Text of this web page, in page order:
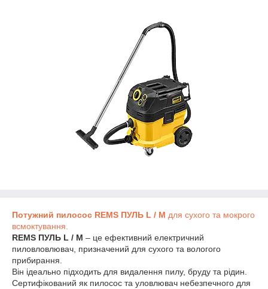
Потужний пилосос REMS ПУЛЬ L / M для сухого та мокрого
всмоктування.
REMS ПУЛЬ L / M – це ефективний електричний
пиловловлювач, призначений для сухого та вологого
прибирання.
Він ідеально підходить для видалення пилу, бруду та рідин.
Сертифікований як пилосос та уловлювач небезпечного для